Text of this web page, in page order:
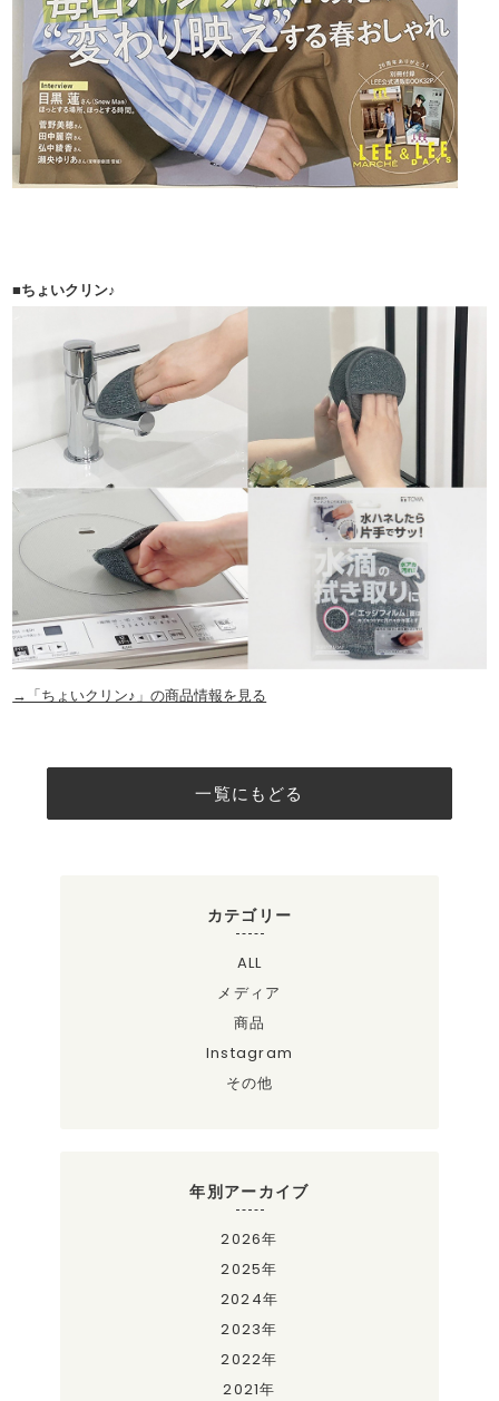
■ちょいクリン♪
→「ちょいクリン♪」の商品情報を見る
一覧にもどる
カテゴリー
ALL
メディア
商品
Instagram
その他
年別アーカイブ
2026年
2025年
2024年
2023年
2022年
2021年